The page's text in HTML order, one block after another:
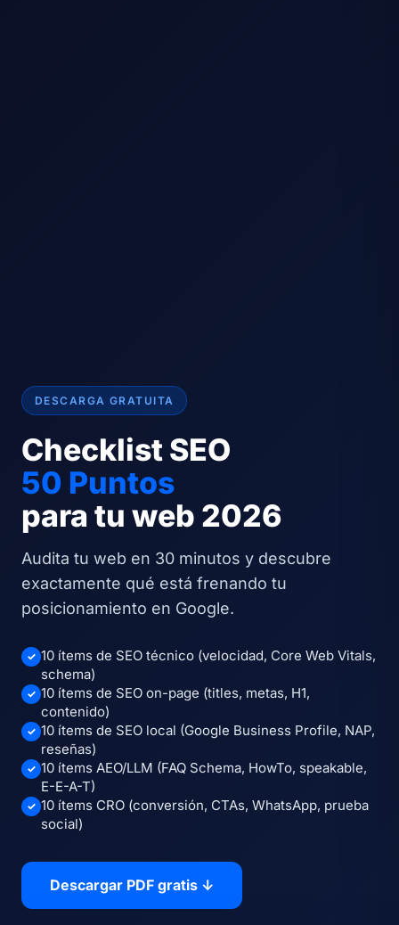
DESCARGA GRATUITA
Checklist SEO
50 Puntos
para tu web 2026
Audita tu web en 30 minutos y descubre
exactamente qué está frenando tu
posicionamiento en Google.
10 ítems de SEO técnico (velocidad, Core Web Vitals,
schema)
10 ítems de SEO on-page (titles, metas, H1,
contenido)
10 ítems de SEO local (Google Business Profile, NAP,
reseñas)
10 ítems AEO/LLM (FAQ Schema, HowTo, speakable,
E-E-A-T)
10 ítems CRO (conversión, CTAs, WhatsApp, prueba
social)
Descargar PDF gratis ↓